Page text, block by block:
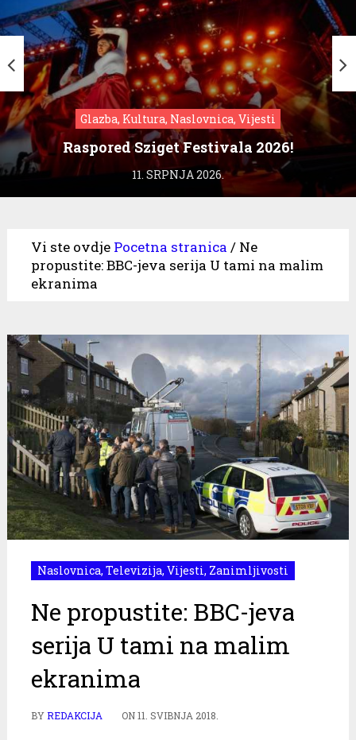
Glazba, Kultura, Naslovnica, Vijesti
Raspored Sziget Festivala 2026!
11. SRPNJA 2026.
Vi ste ovdje Pocetna stranica / Ne
propustite: BBC-jeva serija U tami na malim
ekranima
Naslovnica, Televizija, Vijesti, Zanimljivosti
Ne propustite: BBC-jeva
serija U tami na malim
ekranima
BYREDAKCIJA ON11. SVIBNJA 2018.